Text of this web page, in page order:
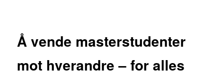
Å vende masterstudenter
mot hverandre – for alles